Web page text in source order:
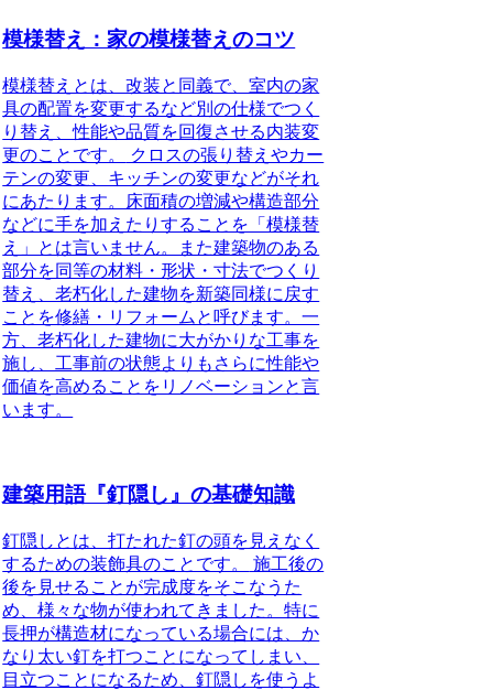
模様替え：家の模様替えのコツ
模様替えとは、改装と同義で、室内の家
具の配置を変更するなど別の仕様でつく
り替え、性能や品質を回復させる内装変
更のことです。
クロスの張り替えやカー
テンの変更、キッチンの変更などがそれ
にあたります。床面積の増減や構造部分
などに手を加えたりすることを「模様替
え」とは言いません。また建築物のある
部分を同等の材料・形状・寸法でつくり
替え、老朽化した建物を新築同様に戻す
ことを修繕・リフォームと呼びます。一
方、老朽化した建物に大がかりな工事を
施し、工事前の状態よりもさらに性能や
価値を高めることをリノベーションと言
います。
建築用語『釘隠し』の基礎知識
釘隠しとは、打たれた釘の頭を見えなく
するための装飾具のことです。
施工後の
後を見せることが完成度をそこなうた
め、様々な物が使われてきました。特に
長押が構造材になっている場合には、か
なり太い釘を打つことになってしまい、
目立つことになるため、釘隠しを使うよ